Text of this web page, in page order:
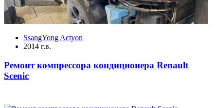
SsangYong Actyon
2014 г.в.
Ремонт компрессора кондиционера Renault
Scenic